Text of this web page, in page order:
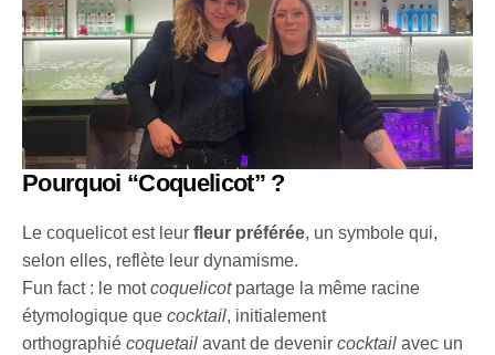
Pourquoi “Coquelicot” ?
Le coquelicot est leurfleur préférée, un symbole qui,
selon elles, reflète leur dynamisme.
Fun fact : le motcoquelicotpartage la même racine
étymologique quecocktail, initialement
orthographiécoquetail avant de devenircocktail avec un